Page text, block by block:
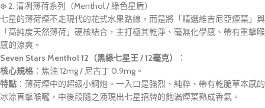
❄️ 2. 清冽薄荷系列（Menthol / 綠色星盾）
七星的薄荷煙不走現代的花式水果路線，而是將「精選維吉尼亞煙葉」與
「高純度天然薄荷」硬核結合，主打極其乾淨、毫無化學感、帶有重擊喉
感的涼爽。
Seven Stars Menthol 12（黑綠七星王 / 12毫克）
：
核心規格 ：焦油 12mg / 尼古丁 0.9mg。
特點 ：薄荷煙中的超級小鋼炮。一入口是強烈、純粹、帶有乾脆草本感的
冰涼直擊喉嚨，中後段隨之湧現出七星招牌的飽滿煙葉熟成香氣。